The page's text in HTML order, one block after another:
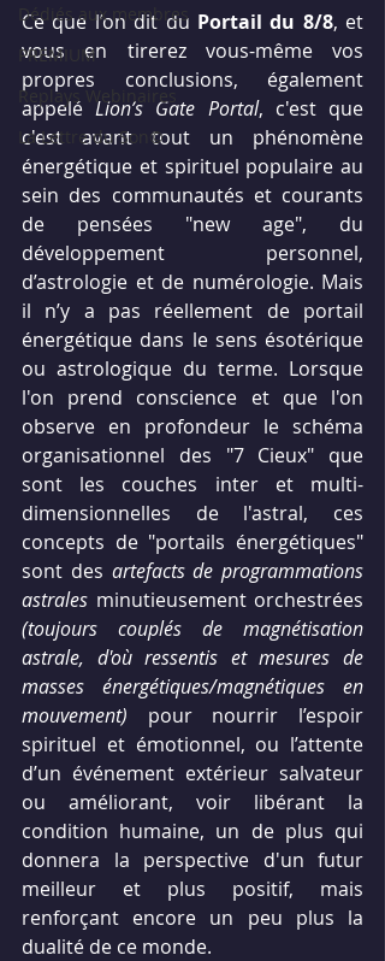
Dédiés aux membres
PREMIUM
Replays Webinaires
La Lettre du Son©
Ce que l’on dit du Portail du 8/8, et
vous en tirerez vous-même vos
propres conclusions, également
appelé Lion’s Gate Portal, c'est que
c'est avant tout un phénomène
énergétique et spirituel populaire au
sein des communautés et courants
de pensées "new age", du
développement personnel,
d’astrologie et de numérologie. Mais
il n’y a pas réellement de portail
énergétique dans le sens ésotérique
ou astrologique du terme. Lorsque
l'on prend conscience et que l'on
observe en profondeur le schéma
organisationnel des "7 Cieux" que
sont les couches inter et multi-
dimensionnelles de l'astral, ces
concepts de "portails énergétiques"
sont des artefacts de programmations
astrales
(toujours couplés de magnétisation
astrale, d'où ressentis et mesures de
masses énergétiques/magnétiques en
mouvement) pour nourrir l’espoir
spirituel et émotionnel, ou l’attente
d’un événement extérieur salvateur
ou améliorant, voir libérant la
condition humaine, un de plus qui
donnera la perspective d'un futur
meilleur et plus positif, mais
renforçant encore un peu plus la
dualité de ce monde.